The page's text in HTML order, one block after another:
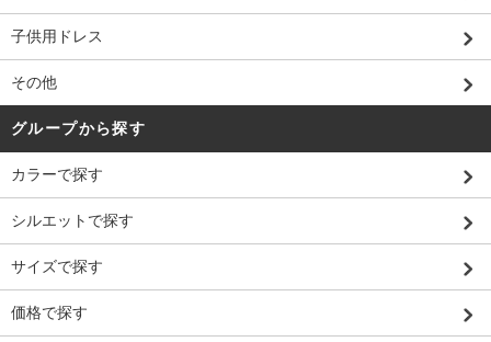
子供用ドレス
その他
グループから探す
カラーで探す
シルエットで探す
サイズで探す
価格で探す